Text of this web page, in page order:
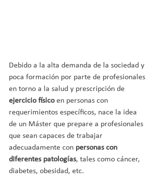
Debido a la alta demanda de la sociedad y
poca formación por parte de profesionales
en torno a la salud y prescripción de
ejercicio físico en personas con
requerimientos específicos, nace la idea
de un Máster que prepare a profesionales
que sean capaces de trabajar
adecuadamente con personas con
diferentes patologías, tales como cáncer,
diabetes, obesidad, etc.